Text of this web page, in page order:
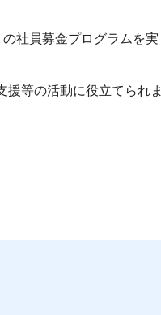
社員募金プログラムを実
等の活動に役立てられま